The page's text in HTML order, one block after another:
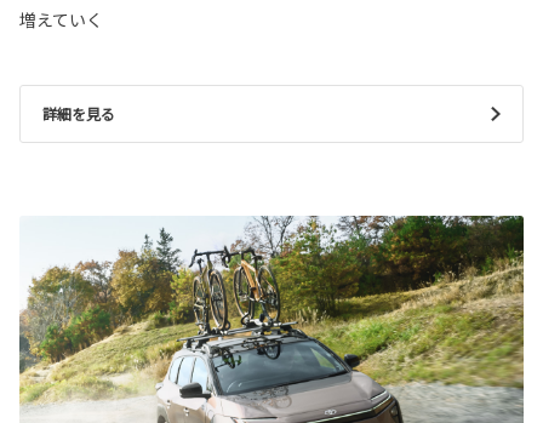
増えていく
詳細を見る